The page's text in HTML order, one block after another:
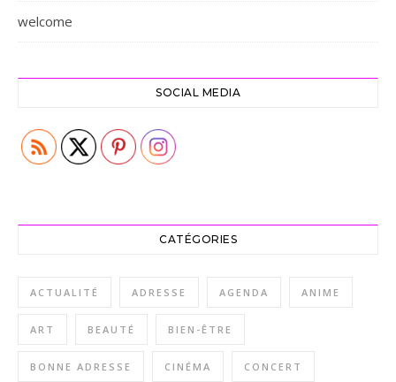
welcome
SOCIAL MEDIA
CATÉGORIES
ACTUALITÉ ADRESSE AGENDA ANIME
ART BEAUTÉ BIEN-ÊTRE
BONNE ADRESSE CINÉMA CONCERT